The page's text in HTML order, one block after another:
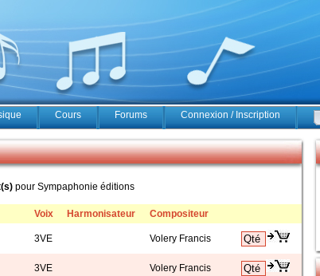
Cours Forums Connexion / Inscription
pour Sympaphonie éditions
Voix Harmonisateur Compositeur
3VE Volery Francis
3VE Volery Francis